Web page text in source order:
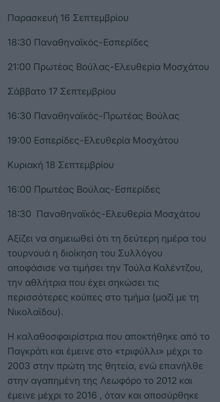
Παρασκευή 16 Σεπτεμβρίου
18:30 Παναθηναϊκός-Εσπερίδες
21:00 Πρωτέας Βούλας-Ελευθερία Μοσχάτου
Σάββατο 17 Σεπτεμβρίου
16:30 Παναθηναϊκός-Πρωτέας Βούλας
19:00 Εσπερίδες-Ελευθερία Μοσχάτου
Κυριακή 18 Σεπτεμβρίου
16:00 Πρωτέας Βούλας-Εσπερίδες
18:30 Παναθηναϊκός-Ελευθερία Μοσχάτου
Αξίζει να σημειωθεί ότι τη δεύτερη ημέρα του
τουρνουά η διοίκηση του Συλλόγου
αποφάσισε να τιμήσει την Τούλα Καλέντζου,
την αθλήτρια που έχει σηκώσει τις
περισσότερες κούπες στο τμήμα (μαζί με τη
Νικολαϊδου).
Η καλαθοσφαιρίστρια που αποκτήθηκε από το
Παγκράτι και έμεινε στο «τριφύλλι» μέχρι το
2003 στην πρώτη της θητεία, ενώ επανήλθε
στην αγαπημένη της Λεωφόρο το 2012 και
έμεινε μέχρι το 2016 , όταν και αποσύρθηκε